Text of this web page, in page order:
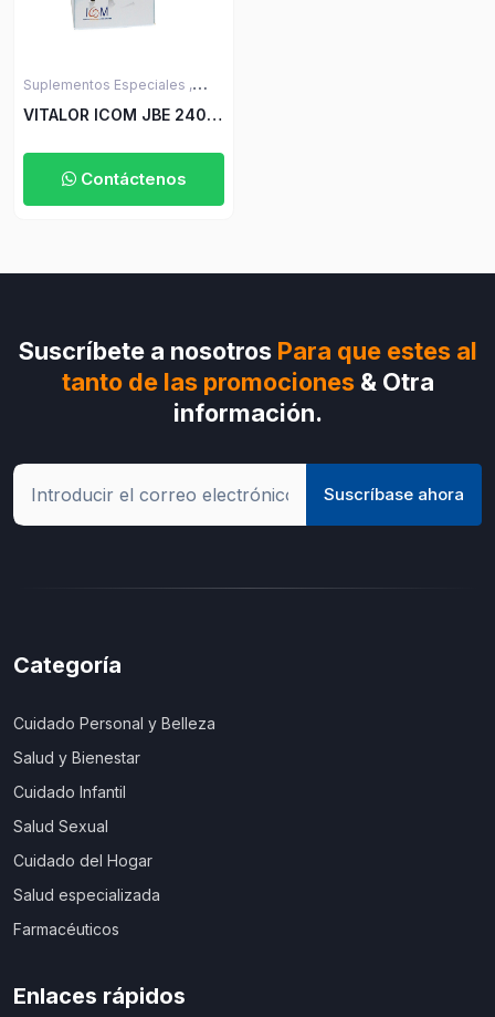
Suplementos Especiales ,
Salud y Bienestar
VITALOR ICOM JBE 240
Contáctenos
Suscríbete a nosotrosPara que estes al
tanto de las promociones & Otra
información.
Suscríbase ahora
Categoría
Cuidado Personal y Belleza
Salud y Bienestar
Cuidado Infantil
Salud Sexual
Cuidado del Hogar
Salud especializada
Farmacéuticos
Enlaces rápidos